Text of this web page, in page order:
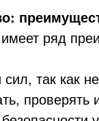
ряд
так как
проверять